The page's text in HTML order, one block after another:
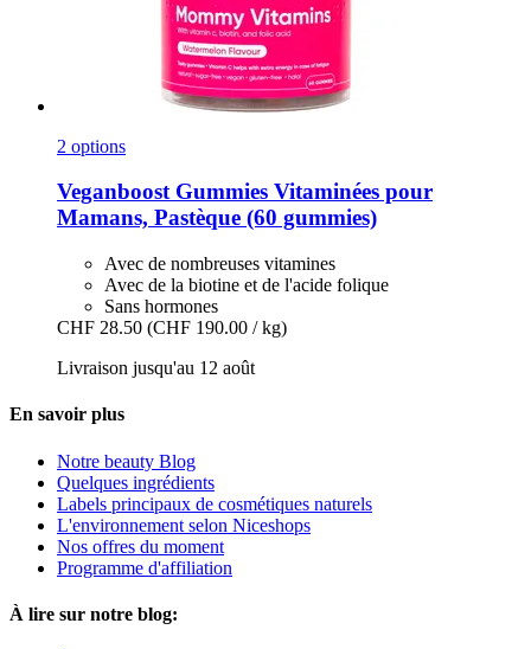
2 options
VeganboostGummies Vitaminées pour
Mamans, Pastèque (60 gummies)
Avec de nombreuses vitamines
Avec de la biotine et de l'acide folique
Sans hormones
CHF 28.50 (CHF 190.00 / kg)
Livraison jusqu'au 12 août
En savoir plus
Notre beauty Blog
Quelques ingrédients
Labels principaux de cosmétiques naturels
L'environnement selon Niceshops
Nos offres du moment
Programme d'affiliation
À lire sur notre blog: